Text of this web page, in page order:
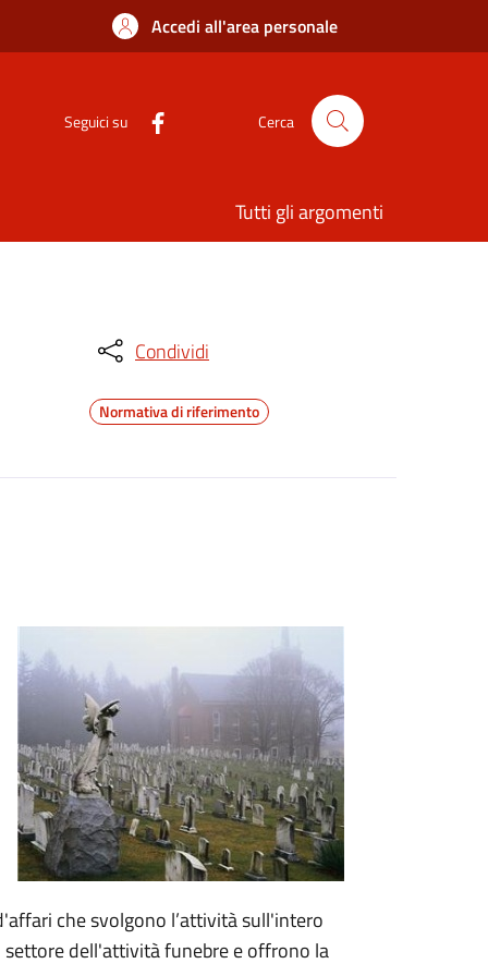
Accedi all'area personale
Seguici su Cerca
Tutti gli argomenti
Condividi
Normativa di riferimento
che svolgono l’attività sull'intero
dell'attività funebre e offrono la